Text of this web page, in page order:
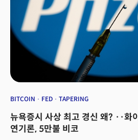
여행수요가 다시 늘어날 수 있을 것이라는 기
것으로 풀이된다. 중국 기술주들도 시장 오름세
기업들은 강한 규제 속에서 지난 몇 주간 가파른
돈나무 언니로 불리는 투자자 캐시 우드의 아
중국 빅테크 징둥닷컴(JD)의 주식을 매수하면
다소 해소됐다는 의미로 풀이됐다. 이에 알리
(티커:BIDU) 등 동종업계도 약진했다.핀뚜어뚜
텐센트는 각각 14%, 13% 급등했다. 이런 상승
CNBC와의 인터뷰에서 올해 S&P500 지수 전
사례는 9번이었다“며 “이후 연말까지 4개월간
보였다”고 분석했다.시장의 눈은 여전히 27일
BITCOIN FED TAPERING
뉴욕증시 사상 최고 경신 왜? ··화
연기론, 5만불 비코